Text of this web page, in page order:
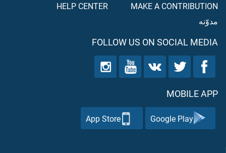
MAKE A CONTRIBUTION
مدوّنه
HELP CENTER
FOLLOW US ON SOCIAL MEDIA
MOBILE APP
Google Play
App Store